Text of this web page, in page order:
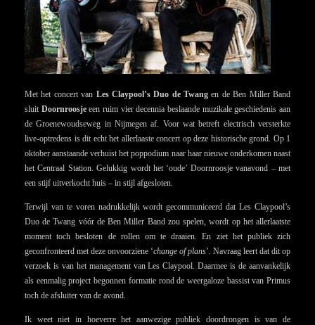
Met het concert van Les Claypool’s Duo de Twang en de Ben Miller Band
sluit Doornroosjeeen ruim vier decennia beslaande muzikale geschiedenis aan
de Groenewoudseweg in Nijmegen af. Voor wat betreft electrisch versterkte
live-optredens is dit echt het allerlaaste concert op deze historische grond. Op 1
oktober aanstaande verhuist het poppodium naar haar nieuwe onderkomen naast
het Centraal Station. Gelukkig wordt het ‘oude’ Doornroosje vanavond – met
een stijf uitverkocht huis – in stijl afgesloten.
Terwijl van te voren nadrukkelijk wordt gecommuniceerd dat Les Claypool’s
Duo de Twang vóór de Ben Miller Band zou spelen, wordt op het allerlaatste
moment toch besloten de rollen om te draaien. En ziet het publiek zich
geconfronteerd met deze onvoorziene ‘change of plans’. Navraag leert dat dit op
verzoek is van het management van Les Claypool. Daarmee is de aanvankelijk
als eenmalig project begonnen formatie rond de weergaloze bassist van Primus
toch de afsluiter van de avond.
Ik weet niet in hoeverre het aanwezige publiek doordrongen is van de